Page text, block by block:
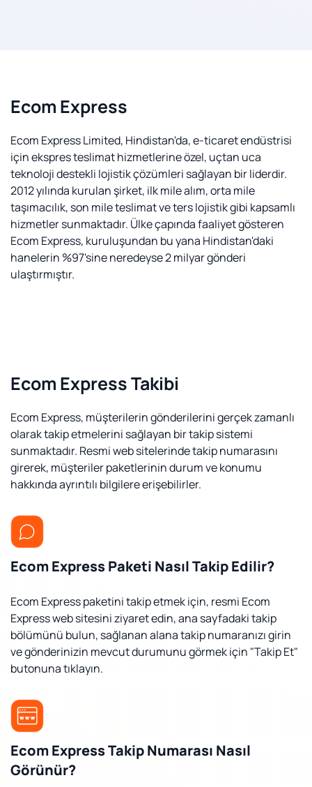
Ecom Express
Ecom Express Limited, Hindistan'da, e-ticaret endüstrisi
için ekspres teslimat hizmetlerine özel, uçtan uca
teknoloji destekli lojistik çözümleri sağlayan bir liderdir.
2012 yılında kurulan şirket, ilk mile alım, orta mile
taşımacılık, son mile teslimat ve ters lojistik gibi kapsamlı
hizmetler sunmaktadır. Ülke çapında faaliyet gösteren
Ecom Express, kuruluşundan bu yana Hindistan'daki
hanelerin %97'sine neredeyse 2 milyar gönderi
ulaştırmıştır.
Ecom Express Takibi
Ecom Express, müşterilerin gönderilerini gerçek zamanlı
olarak takip etmelerini sağlayan bir takip sistemi
sunmaktadır. Resmi web sitelerinde takip numarasını
girerek, müşteriler paketlerinin durum ve konumu
hakkında ayrıntılı bilgilere erişebilirler.
Ecom Express Paketi Nasıl Takip Edilir?
Ecom Express paketini takip etmek için, resmi Ecom
Express web sitesini ziyaret edin, ana sayfadaki takip
bölümünü bulun, sağlanan alana takip numaranızı girin
ve gönderinizin mevcut durumunu görmek için "Takip Et"
butonuna tıklayın.
Ecom Express Takip Numarası Nasıl
Görünür?